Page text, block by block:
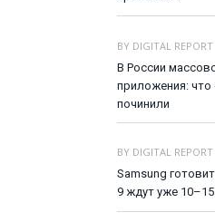
BY DIGITAL REPORT
В России
приложения:
починили
BY DIGITAL REPORT
Samsung
9 ждут уже 10–15